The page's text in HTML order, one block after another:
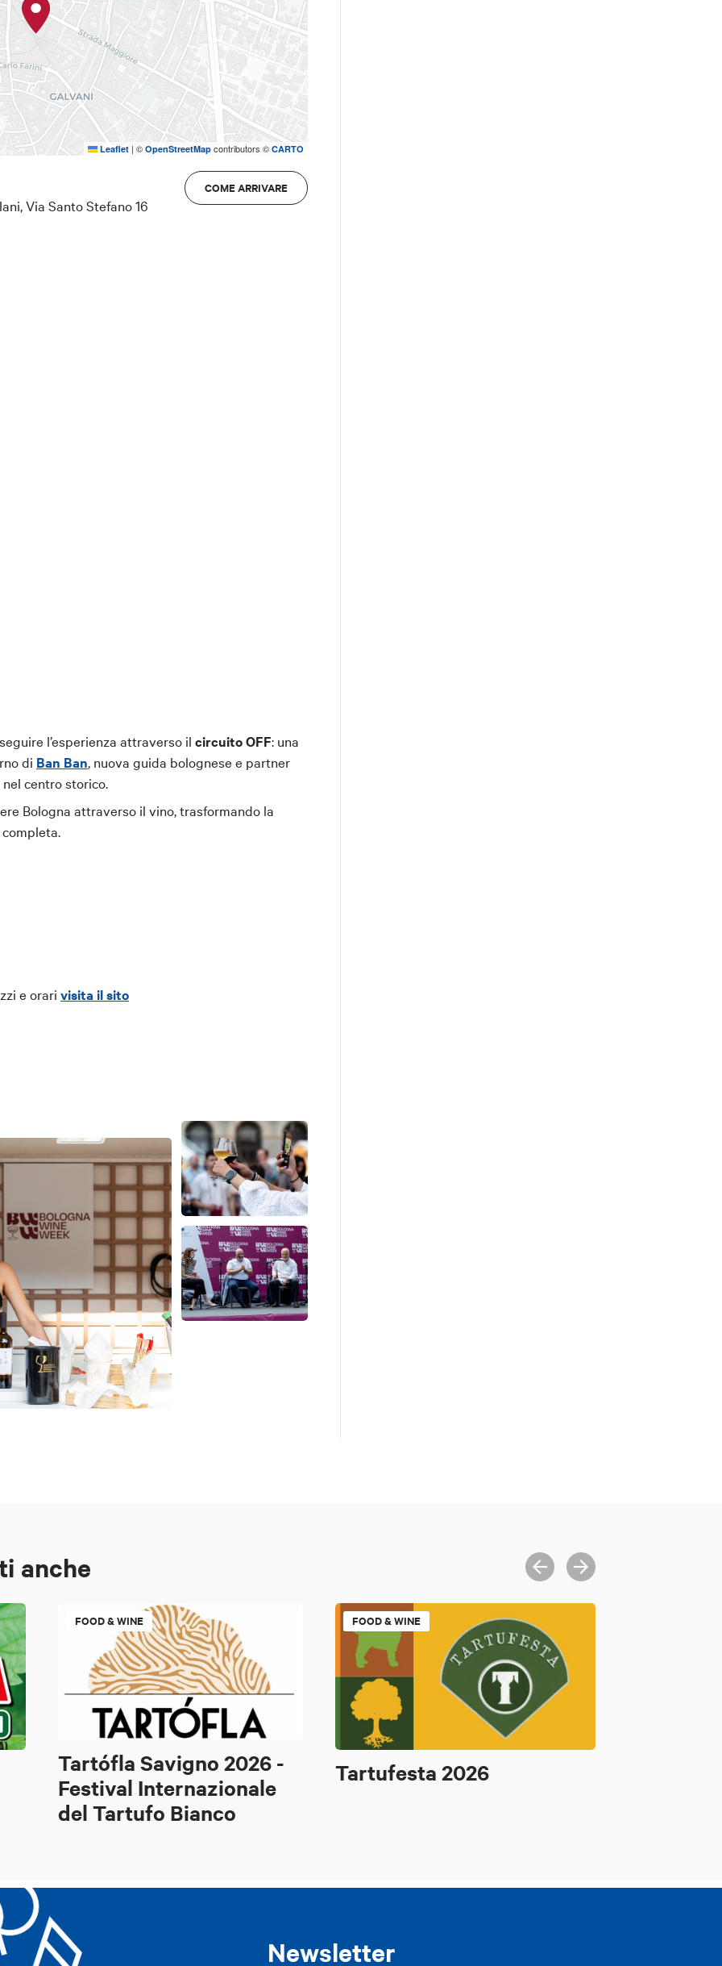
speciali e wine pairing dedicati alle
dialogo diretto tra evento e città.
vinicola e celebrare le
e dell'Emilia Romagna.
Leaflet | ©OpenStreetMap contributors ©CARTO
Via Santo Stefano 16
COME ARRIVARE
l’esperienza attraverso il circuito OFF: una
di Ban Ban, nuova guida bolognese e partner
centro storico.
Bologna attraverso il vino, trasformando la
e orari visita il sito
anche
FOOD & WINE
Tartófla Savigno 2026 -
Festival Internazionale
del Tartufo Bianco
FOOD & WINE
Tartufesta 2026
Newsletter